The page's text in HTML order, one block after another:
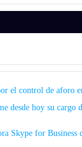
el control de aforo
desde hoy su cargo
Skype for Business